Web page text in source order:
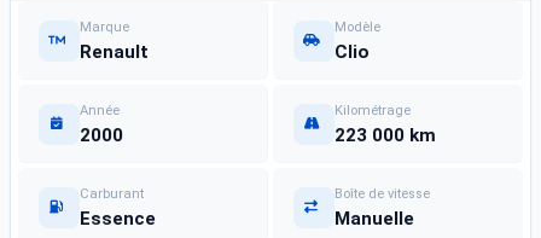
Marque
Renault
Modèle
Clio
Année
2000
Kilométrage
223 000 km
Carburant
Essence
Boîte de vitesse
Manuelle